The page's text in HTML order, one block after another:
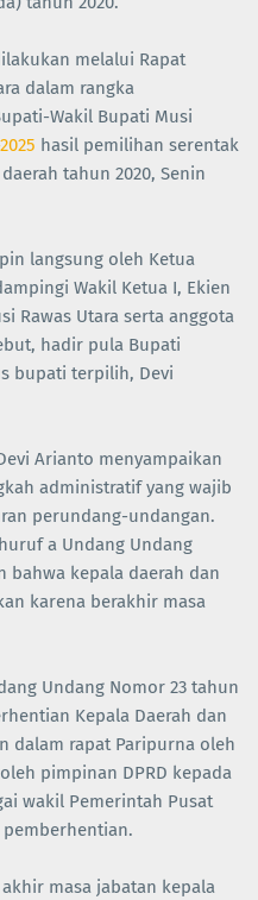
melalui Rapat
dalam rangka
Wakil Bupati Musi
hasil pemilihan serentak
tahun 2020, Senin
langsung oleh Ketua
Wakil Ketua I, Ekien
Rawas Utara serta anggota
hadir pula Bupati
bupati terpilih, Devi
Arianto menyampaikan
administratif yang wajib
perundang-undangan.
a Undang Undang
bahwa kepala daerah dan
karena berakhir masa
Undang Nomor 23 tahun
Kepala Daerah dan
dalam rapat Paripurna oleh
pimpinan DPRD kepada
wakil Pemerintah Pusat
masa jabatan kepala